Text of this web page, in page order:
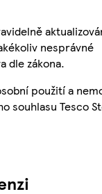
nesprávné
dle zákona.
použití a
souhlasu Tesco